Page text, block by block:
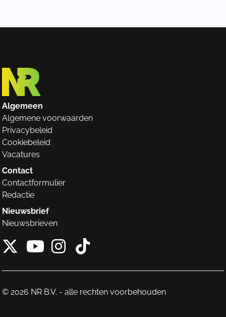
Algemeen
Algemene voorwaarden
Privacybeleid
Cookiebeleid
Vacatures
Contact
Contactformulier
Redactie
Nieuwsbrief
Nieuwsbrieven
X van NieuwRechts
Instagram van
Tiktok van
© 2026 NR B.V. - alle rechten voorbehouden